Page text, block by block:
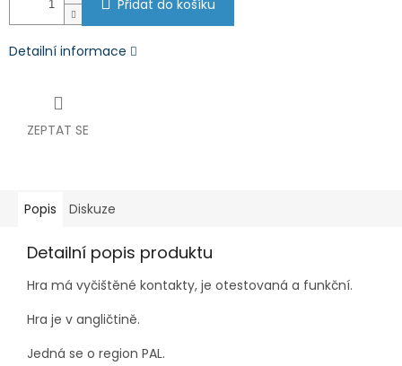
Přidat do košíku
Detailní informace
ZEPTAT SE
Popis Diskuze
Detailní popis produktu
Hra má vyčištěné kontakty, je otestovaná a funkční.
Hra je v angličtině.
Jedná se o region PAL.